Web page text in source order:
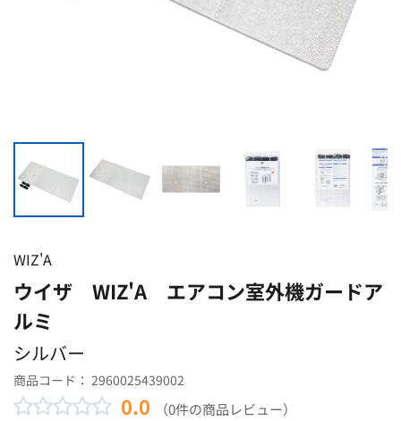
WIZ'A
ウイザ WIZ'A エアコン室外機ガードア
ルミ
シルバー
商品コード： 2960025439002
0.0 （0件の商品レビュー）